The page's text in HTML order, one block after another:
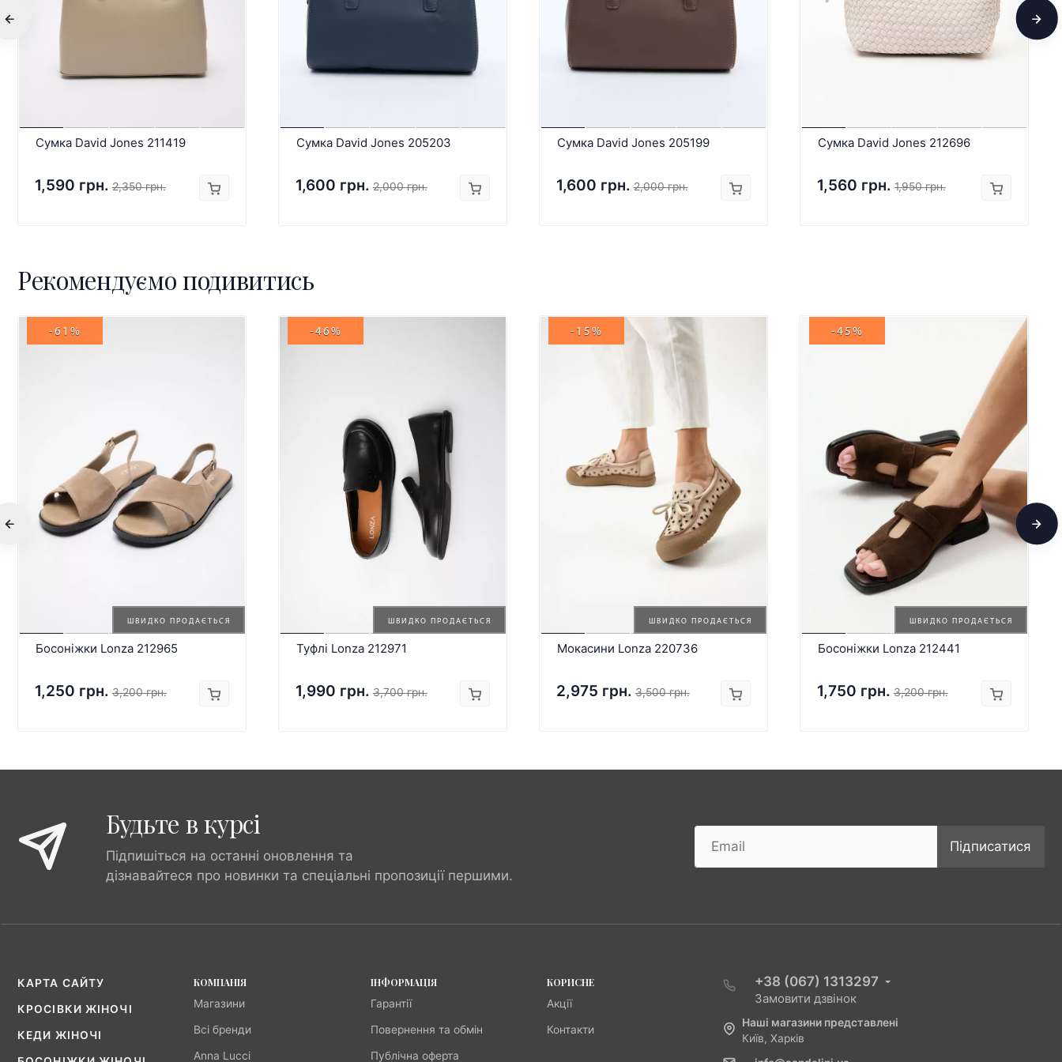
Сумка David Jones 211419
1,590 грн. 2,350 грн.
Сумка David Jones 205203
1,600 грн. 2,000 грн.
Сумка David Jones 205199
1,600 грн. 2,000 грн.
Сумка David Jones 212696
1,560 грн. 1,950 грн.
Рекомендуємо подивитись
ШВИДКО ПРОДАЄТЬСЯ
-61%
Босоніжки Lonza 212965
1,250 грн. 3,200 грн.
ШВИДКО ПРОДАЄТЬСЯ
-46%
Туфлі Lonza 212971
1,990 грн. 3,700 грн.
ШВИДКО ПРОДАЄТЬСЯ
-15%
Мокасини Lonza 220736
2,975 грн. 3,500 грн.
ШВИДКО ПРОДАЄТЬСЯ
-45%
Босоніжки Lonza 212441
1,750 грн. 3,200 грн.
Будьте в курсі
Підпишіться на останні оновлення та
дізнавайтеся про новинки та спеціальні пропозиції першими.
Підписатися
КАРТА САЙТУ
КРОСІВКИ ЖІНОЧІ
КЕДИ ЖІНОЧІ
КОМПАНІЯ
Магазини
Всі бренди
Anna Lucci
ІНФОРМАЦІЯ
Гарантії
Повернення та обмін
Публічна оферта
КОРИСНЕ
Акції
Контакти
+38 (067) 1313297
Замовити дзвінок
Наші магазини представлені
Київ, Харків